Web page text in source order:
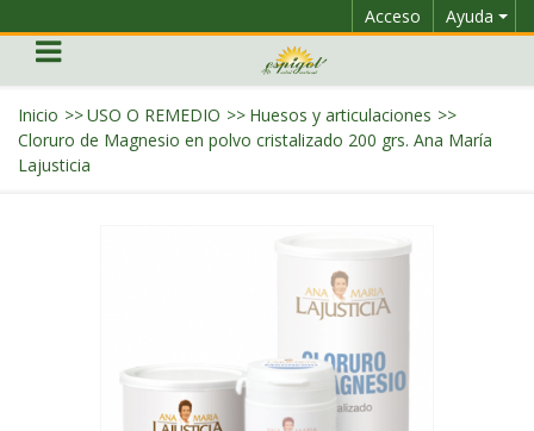
Ayuda
Acceso
Inicio >>USO O REMEDIO >> Huesos y articulaciones >>
Cloruro de Magnesio en polvo cristalizado 200 grs. Ana María
Lajusticia